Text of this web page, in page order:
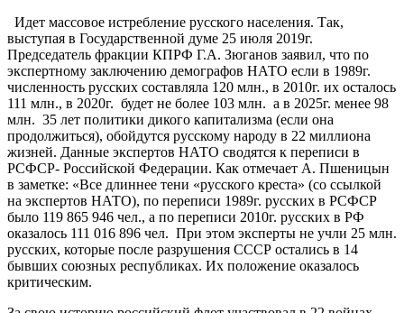
Идет массовое истребление русского населения. Так,
выступая в Государственной думе 25 июля 2019г.
Председатель фракции КПРФ Г.А. Зюганов заявил, что по
экспертному заключению демографов НАТО если в 1989г.
численность русских составляла 120 млн., в 2010г. их осталось
111 млн., в 2020г. будет не более 103 млн. а в 2025г. менее 98
млн. 35 лет политики дикого капитализма (если она
продолжиться), обойдутся русскому народу в 22 миллиона
жизней. Данные экспертов НАТО сводятся к переписи в
РСФСР- Российской Федерации. Как отмечает А. Пшеницын
в заметке: «Все длиннее тени «русского креста» (со ссылкой
на экспертов НАТО), по переписи 1989г. русских в РСФСР
было 119 865 946 чел., а по переписи 2010г. русских в РФ
оказалось 111 016 896 чел. При этом эксперты не учли 25 млн.
русских, которые после разрушения СССР остались в 14
бывших союзных республиках. Их положение оказалось
критическим.